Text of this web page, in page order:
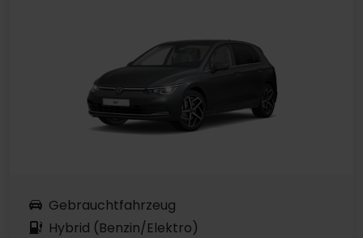
Gebrauchtfahrzeug
Hybrid (Benzin/Elektro)